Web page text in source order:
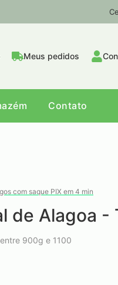
Meus pedidos
Contato
com saque PIX em 4 min
de Alagoa -
900g e 1100